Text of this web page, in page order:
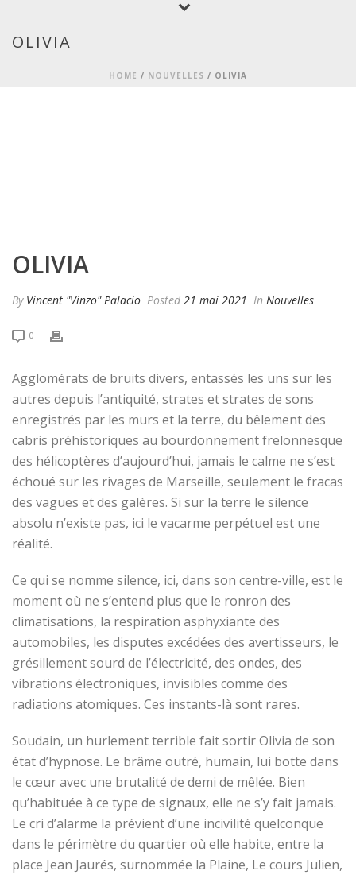
OLIVIA
HOME / NOUVELLES / OLIVIA
OLIVIA
By Vincent "Vinzo" Palacio Posted 21 mai 2021 In Nouvelles
0
Agglomérats de bruits divers, entassés les uns sur les
autres depuis l’antiquité, strates et strates de sons
enregistrés par les murs et la terre, du bêlement des
cabris préhistoriques au bourdonnement frelonnesque
des hélicoptères d’aujourd’hui, jamais le calme ne s’est
échoué sur les rivages de Marseille, seulement le fracas
des vagues et des galères. Si sur la terre le silence
absolu n’existe pas, ici le vacarme perpétuel est une
réalité.
Ce qui se nomme silence, ici, dans son centre-ville, est le
moment où ne s’entend plus que le ronron des
climatisations, la respiration asphyxiante des
automobiles, les disputes excédées des avertisseurs, le
grésillement sourd de l’électricité, des ondes, des
vibrations électroniques, invisibles comme des
radiations atomiques. Ces instants-là sont rares.
Soudain, un hurlement terrible fait sortir Olivia de son
état d’hypnose. Le brâme outré, humain, lui botte dans
le cœur avec une brutalité de demi de mêlée. Bien
qu’habituée à ce type de signaux, elle ne s’y fait jamais.
Le cri d’alarme la prévient d’une incivilité quelconque
dans le périmètre du quartier où elle habite, entre la
place Jean Jaurés, surnommée la Plaine, Le cours Julien,